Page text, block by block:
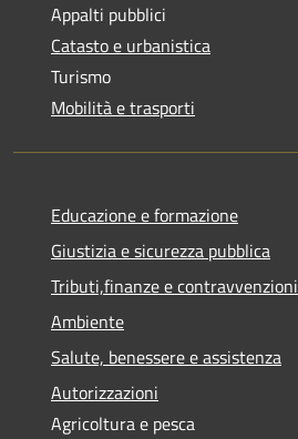
Appalti pubblici
Catasto e urbanistica
Turismo
Mobilità e trasporti
Educazione e formazione
Giustizia e sicurezza pubblica
Tributi,finanze e contravvenzioni
Ambiente
Salute, benessere e assistenza
Autorizzazioni
Agricoltura e pesca